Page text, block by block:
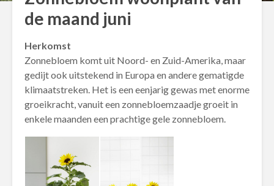
de maand juni
Herkomst
Zonnebloem komt uit Noord- en Zuid-Amerika, maar
gedijt ook uitstekend in Europa en andere gematigde
klimaatstreken. Het is een eenjarig gewas met enorme
groeikracht, vanuit een zonnebloemzaadje groeit in
enkele maanden een prachtige gele zonnebloem.